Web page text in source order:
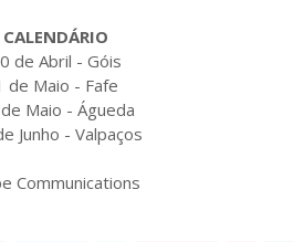
CALENDÁRIO
de Abril - Góis
de Maio - Fafe
Maio - Águeda
Junho - Valpaços
Communications